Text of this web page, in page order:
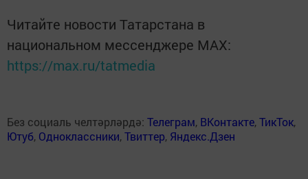
Читайте новости Татарстана в
национальном мессенджере MАХ:
https://max.ru/tatmedia
Без социаль челтәрләрдә: Телеграм, ВКонтакте,ТикТок,
Ютуб, Одноклассники,Твиттер, Яндекс.Дзен